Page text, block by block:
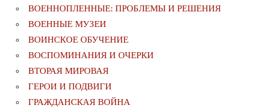
ВОЕННОПЛЕННЫЕ: ПРОБЛЕМЫ И РЕШЕНИЯ
ВОЕННЫЕ МУЗЕИ
ВОИНСКОЕ ОБУЧЕНИЕ
ВОСПОМИНАНИЯ И ОЧЕРКИ
ВТОРАЯ МИРОВАЯ
ГЕРОИ И ПОДВИГИ
ГРАЖДАНСКАЯ ВОЙНА